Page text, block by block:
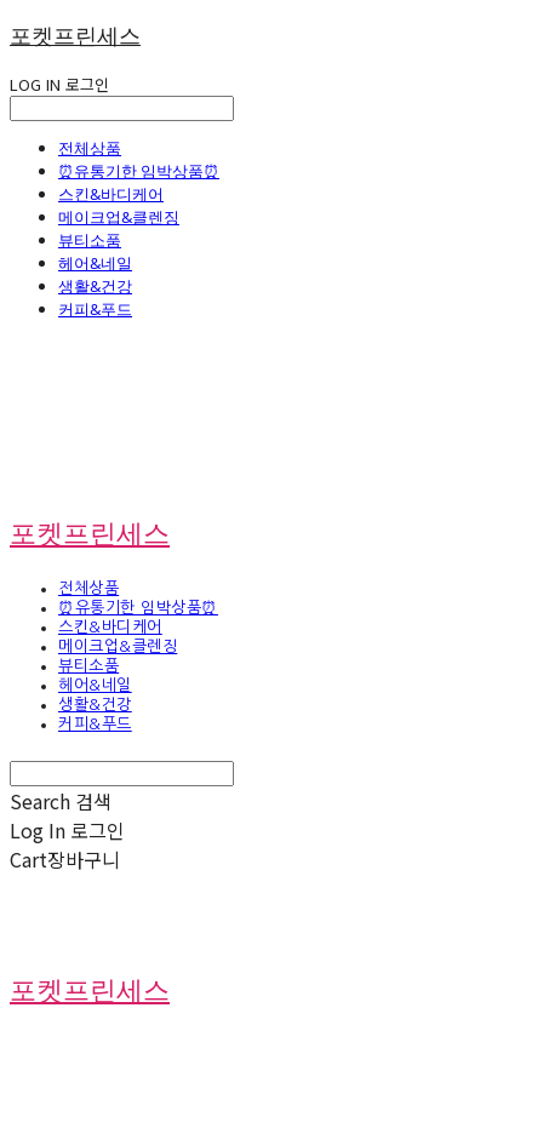
포켓프린세스
LOG IN 로그인
전체상품
⏰유통기한 임박상품⏰
스킨&바디케어
메이크업&클렌징
뷰티소품
헤어&네일
생활&건강
커피&푸드
포켓프린세스
전체상품
⏰유통기한 임박상품⏰
스킨&바디케어
메이크업&클렌징
뷰티소품
헤어&네일
생활&건강
커피&푸드
Search 검색
Log In 로그인
Cart장바구니
포켓프린세스